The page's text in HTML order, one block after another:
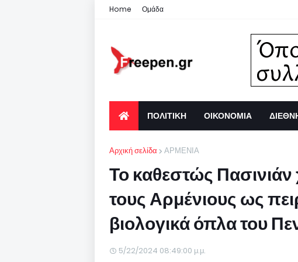
Home Ομάδα
ΠΟΛΙΤΙΚΗ ΟΙΚΟΝΟΜΙΑ
Αρχική σελίδα ΑΡΜΕΝΙΑ
Το καθεστώς
τους Αρμένιους ως
βιολογικά όπλα του
5/22/2024 08:49:00 μ.μ.